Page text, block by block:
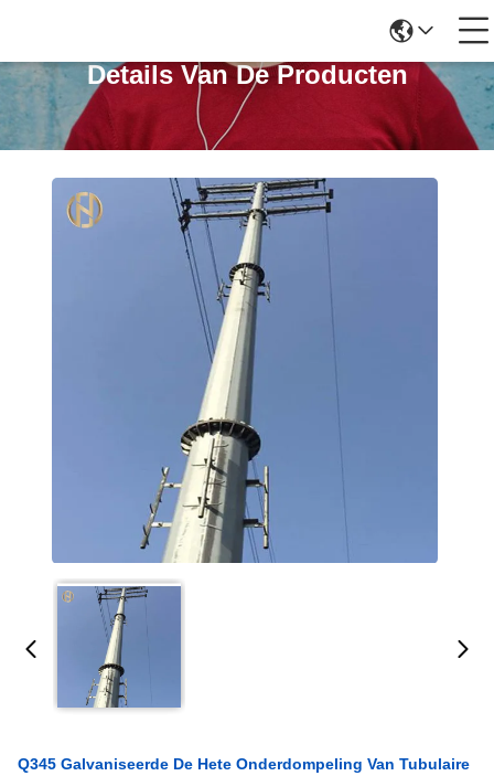
Details Van De Producten
Q345 Galvaniseerde De Hete Onderdompeling Van Tubulaire